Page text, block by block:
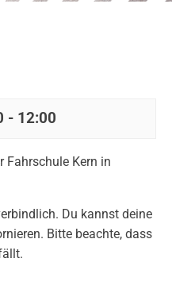
- 12:00
Fahrschule Kern in
Du kannst deine
Bitte beachte, dass